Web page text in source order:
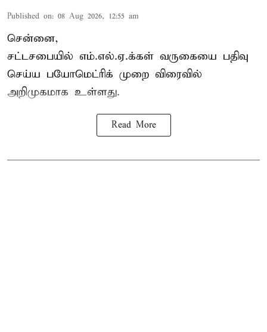
Published on: 08 Aug 2026, 12:55 am
சென்னை,
சட்டசபையில் எம்.எல்.ஏ.க்கள் வருகையை பதிவு
செய்ய பயோமெட்ரிக் முறை விரைவில்
அறிமுகமாக உள்ளது.
Read More